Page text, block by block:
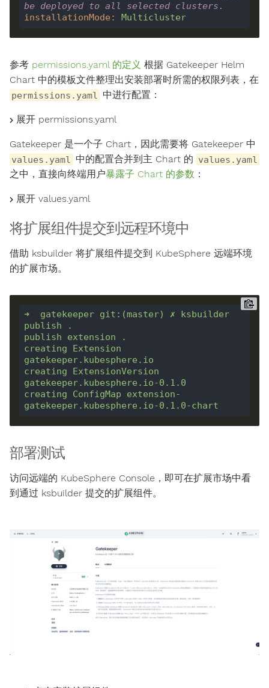
be deployed to all selected clusters.
installationMode : Multicluster
参考 permissions.yaml 的定义 根据 Gatekeeper Helm
Chart 中的模板文件整理出安装部署时所需的权限列表，在
permissions.yaml 中进行配置：
展开 permissions.yaml
Gatekeeper 是一个子 Chart，因此需要将 Gatekeeper 中
values.yaml 中的配置合并到主 Chart 的 values.yaml
之中，直接向终端用户暴露子 Chart 的参数 ：
展开 values.yaml
将扩展组件提交到远程环境中
借助 ksbuilder 将扩展组件提交到 KubeSphere 远端环境
的扩展市场。
➜ gatekeeper git:(master) ✗
ksbuilder
publish
.
publish
extension
.
creating
Extension
gatekeeper.kubesphere.io
creating
ExtensionVersion
gatekeeper.kubesphere.io-0.1.0
creating
ConfigMap
extension-
gatekeeper.kubesphere.io-0.1.0-chart
部署测试
访问远端的 KubeSphere Console，即可在扩展市场中看
到通过 ksbuilder 提交的扩展组件。